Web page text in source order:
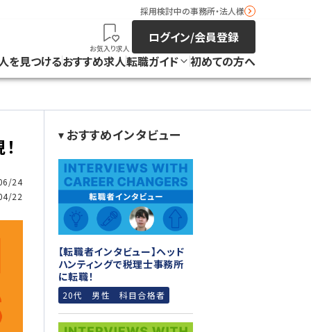
採用検討中の事務所・法人様
お気入り求人
ログイン/会員登録
を見つけるおすすめ求人転職ガイド 初めての方へ
おすすめインタビュー
【転職者インタビュー】ヘッド
ハンティングで税理士事務所
に転職！
20代 男性 科目合格者
24
22